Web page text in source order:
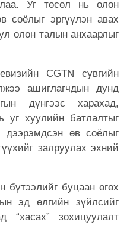
Уг төсөл нь олон
соёлыг эргүүлэн авах
олон талын анхаарлыг
CGTN сувгийн
ашиглагчдын дунд
дүнгээс харахад,
уг хуулийн батлалтыг
өв соёлыг
залруулах эхний
бүтээлийг буцаан өгөх
эд өлгийн зүйлсийг
“хасах” зохицуулалт